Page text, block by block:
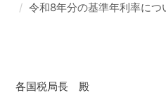
令和8年分の基準年利率につ
各国税局長 殿